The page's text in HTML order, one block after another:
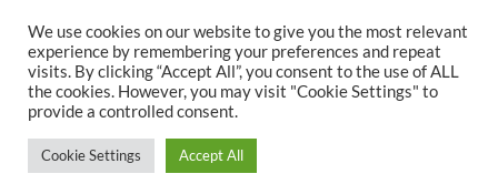
FAQS BLOG
Copyright 2026 © Ottica Vediamoci | Tutti i diritti riservati |
We use cookies on our website to give you the most relevant
experience by remembering your preferences and repeat
visits. By clicking “Accept All”, you consent to the use of ALL
the cookies. However, you may visit "Cookie Settings" to
provide a controlled consent.
Cookie Settings Accept All